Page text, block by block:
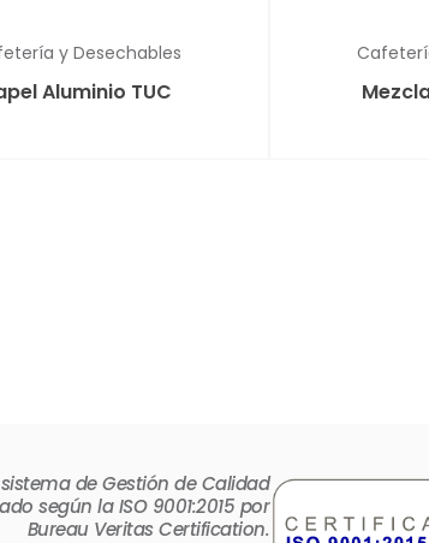
y Desechables
Aluminio TUC
de Gestión de Calidad
según la ISO 9001:2015 por
Bureau Veritas Certification.